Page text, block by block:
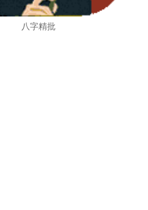
八字精批